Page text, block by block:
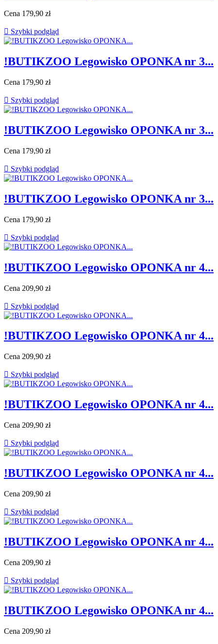
Cena 179,90 zł
 Szybki podgląd
!BUTIKZOO Legowisko OPONKA nr 3...
Cena 179,90 zł
 Szybki podgląd
!BUTIKZOO Legowisko OPONKA nr 3...
Cena 179,90 zł
 Szybki podgląd
!BUTIKZOO Legowisko OPONKA nr 3...
Cena 179,90 zł
 Szybki podgląd
!BUTIKZOO Legowisko OPONKA nr 4...
Cena 209,90 zł
 Szybki podgląd
!BUTIKZOO Legowisko OPONKA nr 4...
Cena 209,90 zł
 Szybki podgląd
!BUTIKZOO Legowisko OPONKA nr 4...
Cena 209,90 zł
 Szybki podgląd
!BUTIKZOO Legowisko OPONKA nr 4...
Cena 209,90 zł
 Szybki podgląd
!BUTIKZOO Legowisko OPONKA nr 4...
Cena 209,90 zł
 Szybki podgląd
!BUTIKZOO Legowisko OPONKA nr 4...
Cena 209,90 zł